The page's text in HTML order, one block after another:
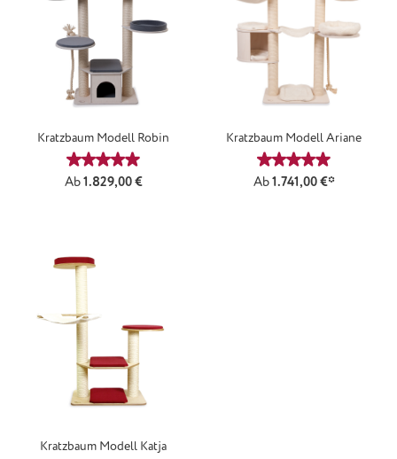
Kratzbaum Modell Robin
Durchschnittliche Bewertung von 4.92 von 5 Sternen
Regulärer Preis:
Ab1.829,00 €
Kratzbaum Modell Ariane
Durchschnittliche
Ab1.741,00 €*
Kratzbaum Modell Katja